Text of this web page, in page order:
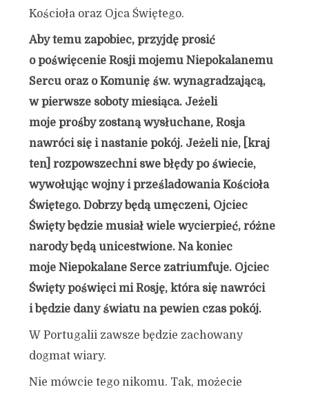
Kościoła oraz Ojca Świętego.
Aby temu zapobiec, przyjdę prosić
o poświęcenie Rosji mojemu Niepokalanemu
Sercu oraz o Komunię św. wynagradzającą,
w pierwsze soboty miesiąca. Jeżeli
moje prośby zostaną wysłuchane, Rosja
nawróci się i nastanie pokój. Jeżeli nie, [kraj
ten] rozpowszechni swe błędy po świecie,
wywołując wojny i prześladowania Kościoła
Świętego. Dobrzy będą umęczeni, Ojciec
Święty będzie musiał wiele wycierpieć, różne
narody będą unicestwione. Na koniec
moje Niepokalane Serce zatriumfuje. Ojciec
Święty poświęci mi Rosję, która się nawróci
i będzie dany światu na pewien czas pokój.
W Portugalii zawsze będzie zachowany
dogmat wiary.
Nie mówcie tego nikomu. Tak, możecie